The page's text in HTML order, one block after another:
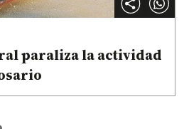
paraliza la actividad